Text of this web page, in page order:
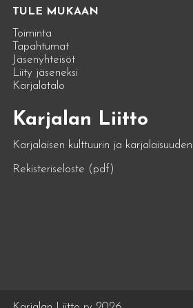
TULE MUKAAN
Toiminta
Tapahtumat
Jäsenyhteisöt
Liity jäseneksi
Karjalatalo
Karjalan Liitto
Karjalaisen kulttuurin ja
Rekisteriseloste (pdf)